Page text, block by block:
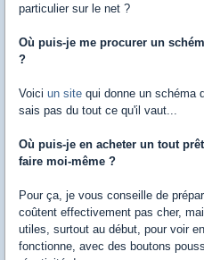
particulier sur le net ?
Où puis-je me procurer un
?
Voici un site qui donne un schéma
sais pas du tout ce qu'il vaut...
Où puis-je en acheter un tout
faire moi-même ?
Pour ça, je vous conseille de
coûtent effectivement pas cher,
utiles, surtout au début, pour voir
fonctionne, avec des boutons